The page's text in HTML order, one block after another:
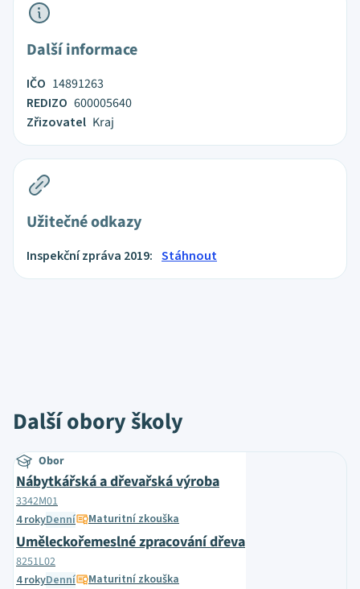
Další informace
IČO 14891263
REDIZO 600005640
Zřizovatel Kraj
Užitečné odkazy
Inspekční zpráva 2019: Stáhnout
Další obory školy
Obor
Nábytkářská a dřevařská výroba
3342M01
4 rokyDenní Maturitní zkouška
Uměleckořemeslné zpracování dřeva
8251L02
4 rokyDenní Maturitní zkouška